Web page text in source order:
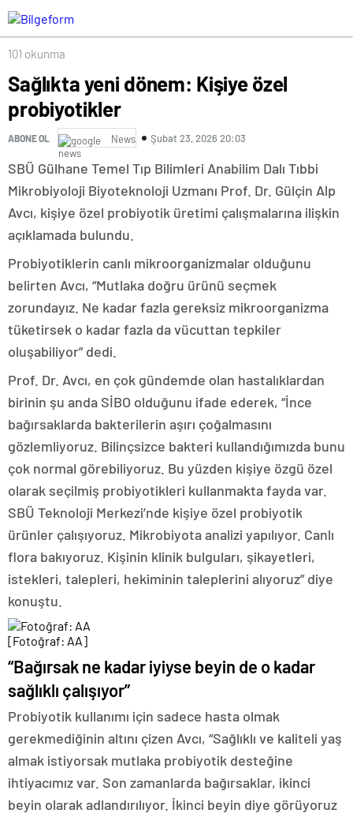
101 okunma
Sağlıkta yeni dönem: Kişiye özel
probiyotikler
ABONE OL News Şubat 23, 2026 20:03
SBÜ Gülhane Temel Tıp Bilimleri Anabilim Dalı Tıbbi
Mikrobiyoloji Biyoteknoloji Uzmanı Prof. Dr. Gülçin Alp
Avcı, kişiye özel probiyotik üretimi çalışmalarına ilişkin
açıklamada bulundu.
Probiyotiklerin canlı mikroorganizmalar olduğunu
belirten Avcı, “Mutlaka doğru ürünü seçmek
zorundayız. Ne kadar fazla gereksiz mikroorganizma
tüketirsek o kadar fazla da vücuttan tepkiler
oluşabiliyor” dedi.
Prof. Dr. Avcı, en çok gündemde olan hastalıklardan
birinin şu anda SİBO olduğunu ifade ederek, “İnce
bağırsaklarda bakterilerin aşırı çoğalmasını
gözlemliyoruz. Bilinçsizce bakteri kullandığımızda bunu
çok normal görebiliyoruz. Bu yüzden kişiye özgü özel
olarak seçilmiş probiyotikleri kullanmakta fayda var.
SBÜ Teknoloji Merkezi’nde kişiye özel probiyotik
ürünler çalışıyoruz. Mikrobiyota analizi yapılıyor. Canlı
flora bakıyoruz. Kişinin klinik bulguları, şikayetleri,
istekleri, talepleri, hekiminin taleplerini alıyoruz” diye
konuştu.
[Fotoğraf: AA]
“Bağırsak ne kadar iyiyse beyin de o kadar
sağlıklı çalışıyor”
Probiyotik kullanımı için sadece hasta olmak
gerekmediğinin altını çizen Avcı, “Sağlıklı ve kaliteli yaş
almak istiyorsak mutlaka probiyotik desteğine
ihtiyacımız var. Son zamanlarda bağırsaklar, ikinci
beyin olarak adlandırılıyor. İkinci beyin diye görüyoruz